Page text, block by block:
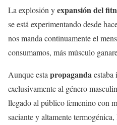
La explosión yexpansión del
se está experimentando desde
nos manda continuamente el
consumamos, más músculo
Aunque estapropaganda
exclusivamente al género
llegado al público femenino con
saciante y altamente